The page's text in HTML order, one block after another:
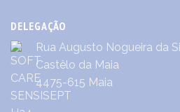
DELEGAÇÃO
Rua Augusto Nogueira da
Castêlo da Maia
4475-615 Maia